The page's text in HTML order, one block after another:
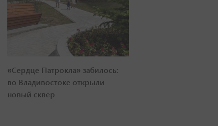
«Сердце Патрокла» забилось:
во Владивостоке открыли
новый сквер